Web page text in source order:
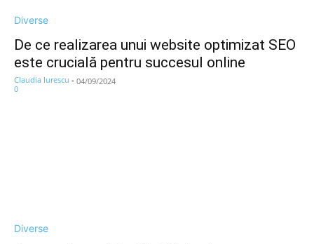
Diverse
De ce realizarea unui website optimizat SEO
este crucială pentru succesul online
Claudia Iurescu - 04/09/2024
0
Diverse